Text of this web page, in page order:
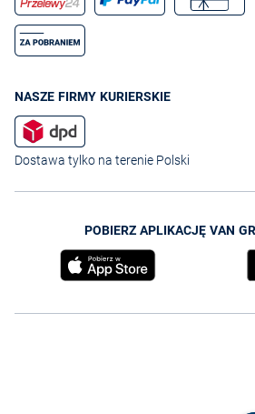
NASZE FIRMY KURIERSKIE
Dostawa tylko na terenie Polski
POBIERZ APLIKACJĘ VAN